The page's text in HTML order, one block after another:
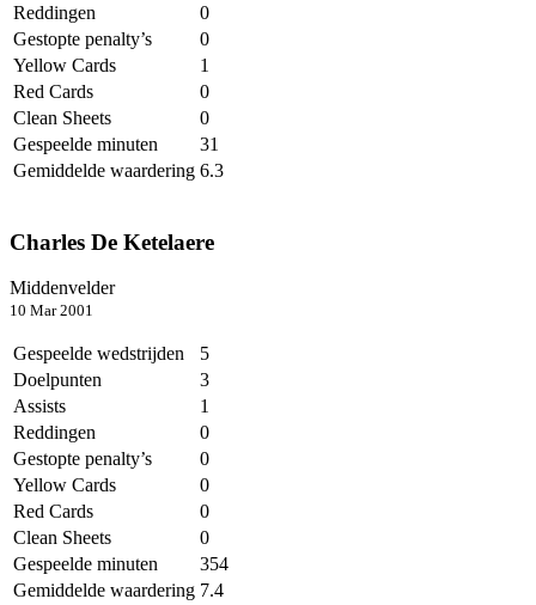
Reddingen
0
Gestopte penalty’s
0
Yellow Cards
1
Red Cards
0
Clean Sheets
0
Gespeelde minuten
31
Gemiddelde waardering 6.3
Charles De Ketelaere
Middenvelder
10 Mar 2001
Gespeelde wedstrijden
5
Doelpunten
3
Assists
1
Reddingen
0
Gestopte penalty’s
0
Yellow Cards
0
Red Cards
0
Clean Sheets
0
Gespeelde minuten
354
Gemiddelde waardering 7.4